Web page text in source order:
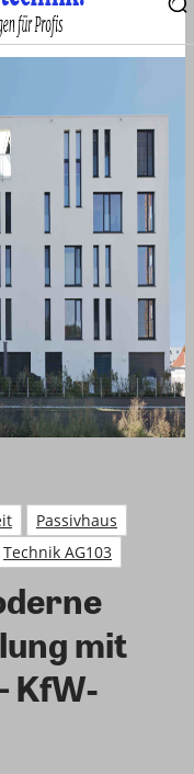
Passivhaus
Technik AG103
mit
KfW-